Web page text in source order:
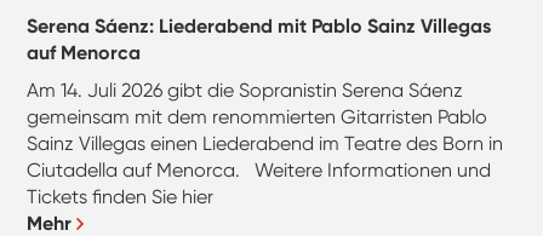
Serena Sáenz: Liederabend mit Pablo Sainz Villegas
auf Menorca
Am 14. Juli 2026 gibt die Sopranistin Serena Sáenz
gemeinsam mit dem renommierten Gitarristen Pablo
Sainz Villegas einen Liederabend im Teatre des Born in
Ciutadella auf Menorca. Weitere Informationen und
Tickets finden Sie hier
Mehr